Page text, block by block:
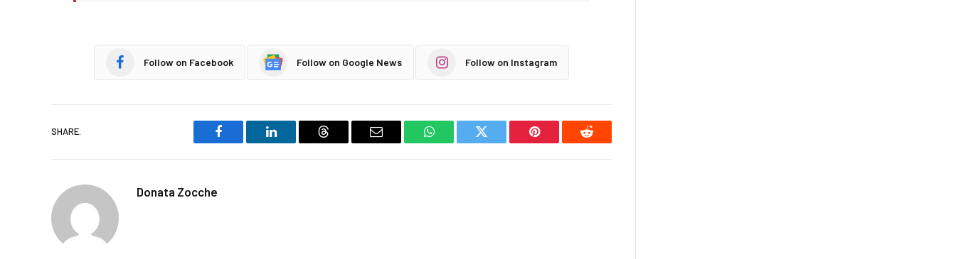
Follow on Facebook Follow on Google News Follow on Instagram
SHARE.
Facebook LinkedIn Threads Email WhatsAppTwitter Pinterest Reddit
Donata Zocche